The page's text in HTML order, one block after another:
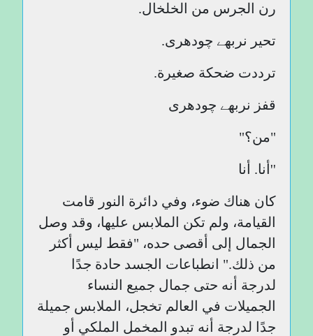
رن الجرس من الخلخال.
تحير نربھے چودھری.
ترددت ضحكة صغيرة.
قفز نربھے چودھری
"من؟"
''أنا. أنا
كان هناك ضوء، وفي دائرة النور قامت
القيامة، ولم تكن الملابس عليها، وقد وصل
الجمال إلى أقصى حده، "فقط ليس أكثر
من ذلك." انطباعات الجسد حادة جدًا
لدرجة أنه حتى جمال جميع النساء
الجميلات في العالم تخجل، الملابس جميلة
جدًا لدرجة أنه تبدو المخمل الملكي أو